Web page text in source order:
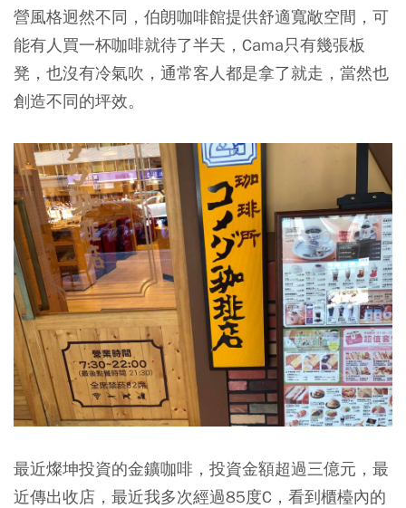
營風格迥然不同，伯朗咖啡館提供舒適寬敞空間，可
能有人買一杯咖啡就待了半天，Cama只有幾張板
凳，也沒有冷氣吹，通常客人都是拿了就走，當然也
創造不同的坪效。
最近燦坤投資的金鑛咖啡，投資金額超過三億元，最
近傳出收店，最近我多次經過85度C，看到櫃檯內的